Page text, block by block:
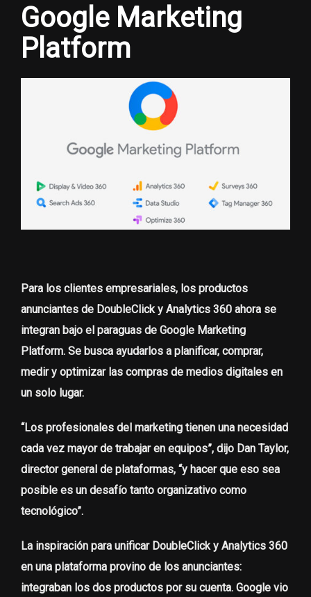
Google Marketing
Platform
Para los clientes empresariales, los productos
anunciantes de DoubleClick y Analytics 360 ahora se
integran bajo el paraguas de Google Marketing
Platform. Se busca ayudarlos a planificar, comprar,
medir y optimizar las compras de medios digitales en
un solo lugar.
“Los profesionales del marketing tienen una necesidad
cada vez mayor de trabajar en equipos”, dijo Dan Taylor,
director general de plataformas, “y hacer que eso sea
posible es un desafío tanto organizativo como
tecnológico”.
La inspiración para unificar DoubleClick y Analytics 360
en una plataforma provino de los anunciantes:
integraban los dos productos por su cuenta. Google vio